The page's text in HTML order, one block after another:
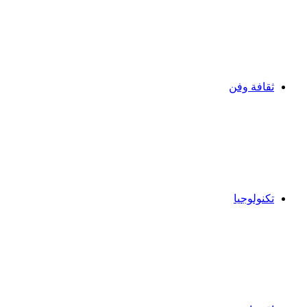
ثقافة وفن
تكنولوجيا